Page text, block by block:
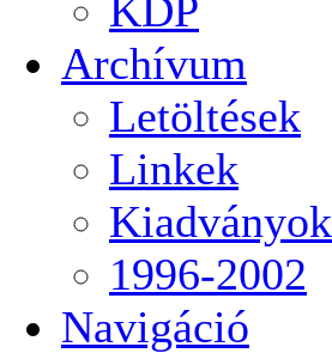
KDP
Archívum
Letöltések
Linkek
Kiadványok
1996-2002
Navigáció